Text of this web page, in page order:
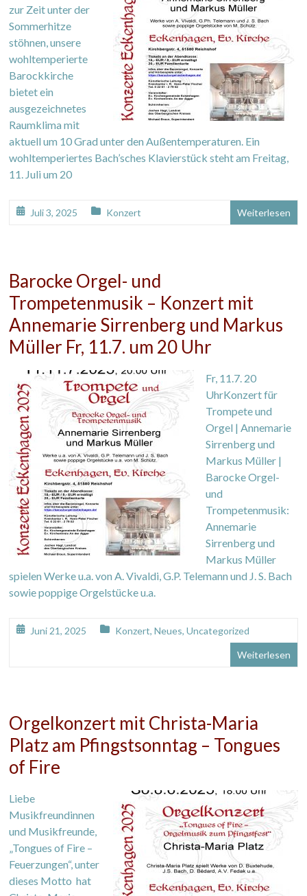
zur Zeit unter der
Sommerhitze
stöhnen, unsere
wohltemperierte
Barockkirche
bietet ein
ausgezeichnetes
Raumklima mit
aktuell um 10 Grad unter den Außentemperaturen. Ein
wohltemperiertes Bach’sches Klavierstück steht am Freitag,
11. Juli um 20
Juli 3, 2025 Konzert Weiterlesen
Barocke Orgel- und
Trompetenmusik – Konzert mit
Annemarie Sirrenberg und Markus
Müller Fr, 11.7. um 20 Uhr
Fr, 11.7. 20
UhrKonzert für
Trompete und
Orgel | Annemarie
Sirrenberg und
Markus Müller |
Barocke Orgel-
und
Trompetenmusik:
Annemarie
Sirrenberg und
Markus Müller
spielen Werke u.a. von A. Vivaldi, G.P. Telemann und J. S. Bach
sowie poppige Orgelstücke u.a.
Juni 21, 2025 Konzert,Neues,Uncategorized
Weiterlesen
Orgelkonzert mit Christa-Maria
Platz am Pfingstsonntag – Tongues
of Fire
Liebe
Musikfreundinnen
und Musikfreunde,
„Tongues of Fire –
Feuerzungen“, unter
dieses Motto hat